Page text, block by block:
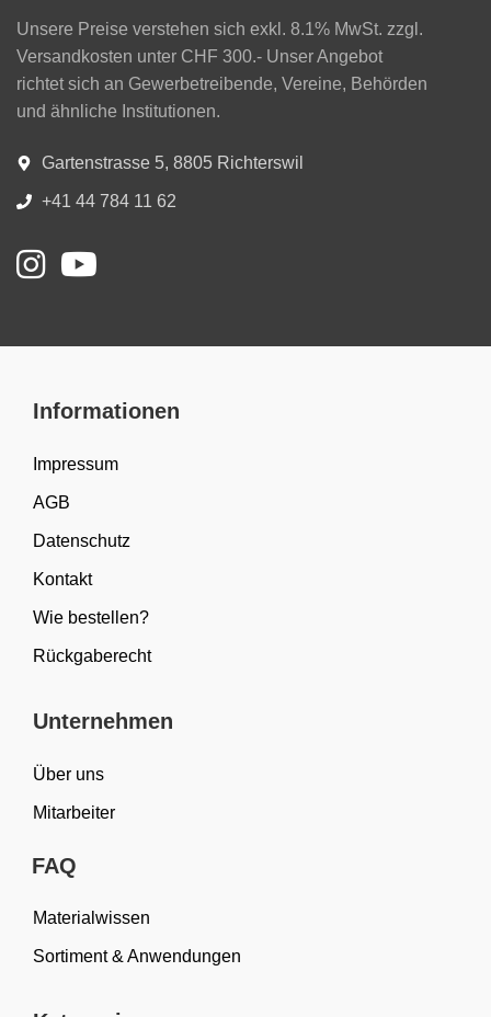
Unsere Preise verstehen sich exkl. 8.1% MwSt. zzgl.
Versandkosten unter CHF 300.- Unser Angebot
richtet sich an Gewerbetreibende, Vereine, Behörden
und ähnliche Institutionen.
Gartenstrasse 5, 8805 Richterswil
+41 44 784 11 62
Informationen
Impressum
AGB
Datenschutz
Kontakt
Wie bestellen?
Rückgaberecht
Unternehmen
Über uns
Mitarbeiter
FAQ
Materialwissen
Sortiment & Anwendungen